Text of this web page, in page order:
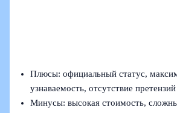
Плюсы: официальный статус,
узнаваемость, отсутствие
Минусы: высокая стоимость,